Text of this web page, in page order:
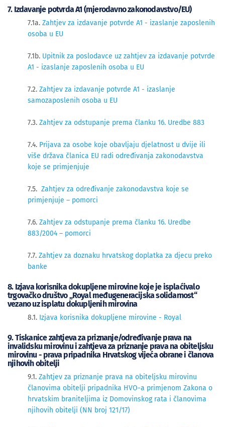
7. Izdavanje potvrda A1 (mjerodavno zakonodavstvo/EU)
7.1a. Zahtjev za izdavanje potvrde A1 - izaslanje zaposlenih
osoba u EU
7.1b. Upitnik za poslodavce uz zahtjev za izdavanje potvrde
A1 - izaslanje zaposlenih osoba u EU
7.2. Zahtjev za izdavanje potvrde A1 - izaslanje
samozaposlenih osoba u EU
7.3. Zahtjev za odstupanje prema članku 16. Uredbe 883
7.4. Prijava za osobe koje obavljaju djelatnost u dvije ili
više država članica EU radi određivanja zakonodavstva
koje se primjenjuje
7.5. Zahtjev za određivanje zakonodavstva koje se
primjenjuje – pomorci
7.6. Zahtjev za odstupanje prema članku 16. Uredbe
883/2004 – pomorci
7.7. Zahtjev za doznaku hrvatskog doplatka za djecu preko
banke
8. Izjava korisnika dokupljene mirovine koje je isplaćivalo
trgovačko društvo „Royal međugeneracijska solidarnost“
vezano uz isplatu dokupljenih mirovina
8.1. Izjava korisnika dokupljene mirovine - Royal
9. Tiskanice zahtjeva za priznanje/određivanje prava na
invalidsku mirovinu i zahtjeva za priznanje prava na obiteljsku
mirovinu - prava pripadnika Hrvatskog vijeća obrane i članova
njihovih obitelji
9.1. Zahtjev za priznanje prava na obiteljsku mirovinu
članovima obitelji pripadnika HVO-a primjenom Zakona o
hrvatskim braniteljima iz Domovinskog rata i članovima
njihovih obitelji (NN broj 121/17)